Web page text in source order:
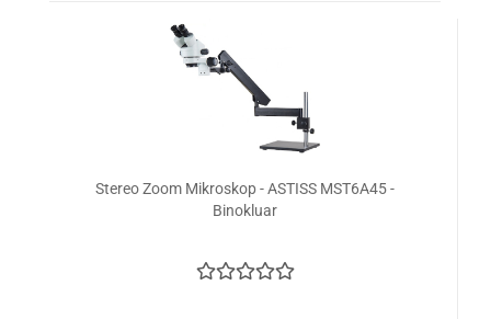
Stereo Zoom Mikroskop - ASTISS MST6A45 -
Binokluar